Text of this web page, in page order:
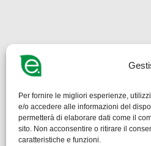
Per fornire le migliori esperienze,
e/o accedere alle informazioni del
permetterà di elaborare dati come il
sito. Non acconsentire o ritirare il
caratteristiche e funzioni.